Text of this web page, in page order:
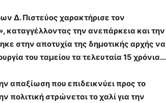
Δ. Πιστεύος χαρακτήρισε τον
καταγγέλλοντας την ανεπάρκεια και την
στην αποτυχία της δημοτικής αρχής να
του ταμείου τα τελευταία 15 χρόνια…
απαξίωση που επιδεικνύει προς το
πολιτική στρώνεται το χαλί για την